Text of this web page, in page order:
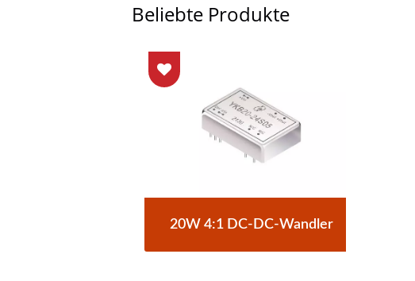
Beliebte Produkte
20W 4:1 DC-DC-Wandler